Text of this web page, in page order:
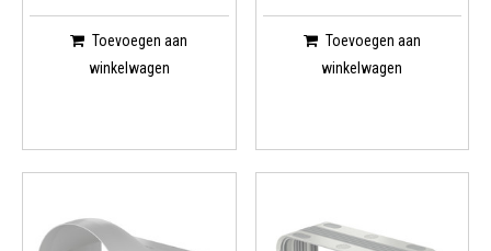
Toevoegen aan
winkelwagen
Toevoegen aan
winkelwagen